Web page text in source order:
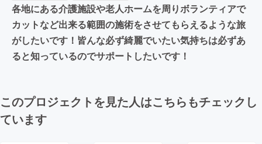
各地にある介護施設や老人ホームを周りボランティアで
カットなど出来る範囲の施術をさせてもらえるような旅
がしたいです！皆んな必ず綺麗でいたい気持ちは必ずあ
ると知っているのでサポートしたいです！
このプロジェクトを見た人はこちらもチェックし
ています